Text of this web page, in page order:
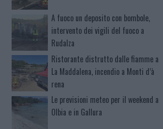
A fuoco un deposito con bombole,
intervento dei vigili del fuoco a
Rudalza
Ristorante distrutto dalle fiamme a
La Maddalena, incendio a Monti d’à
rena
Le previsioni meteo per il weekend a
Olbia e in Gallura